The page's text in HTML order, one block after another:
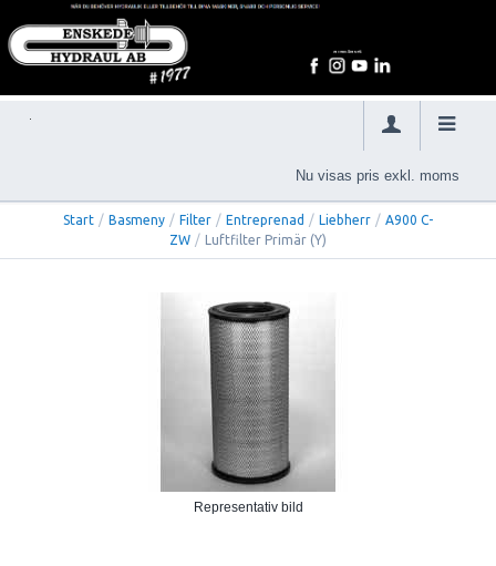
Nu visas pris exkl. moms
Start / Basmeny / Filter / Entreprenad / Liebherr / A900 C-
ZW / Luftfilter Primär (Y)
Representativ bild